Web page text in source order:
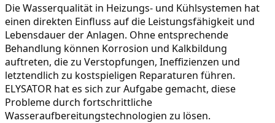
Die Wasserqualität in Heizungs- und Kühlsystemen hat
einen direkten Einfluss auf die Leistungsfähigkeit und
Lebensdauer der Anlagen. Ohne entsprechende
Behandlung können Korrosion und Kalkbildung
auftreten, die zu Verstopfungen, Ineffizienzen und
letztendlich zu kostspieligen Reparaturen führen.
ELYSATOR hat es sich zur Aufgabe gemacht, diese
Probleme durch fortschrittliche
Wasseraufbereitungstechnologien zu lösen.